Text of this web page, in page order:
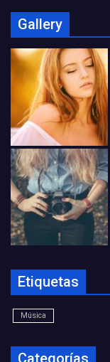
Gallery
Etiquetas
Música